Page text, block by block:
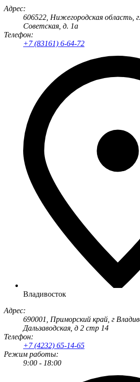
Адрес:
606522 , Нижегородская область, г.
Советская, д. 1а
Телефон:
+7 (83161) 6-64-72
Владивосток
Адрес:
690001
, Приморский край, г
Дальзаводская, д 2 стр 14
Телефон:
+7 (4232) 65-14-65
Режим работы:
9:00 - 18:00